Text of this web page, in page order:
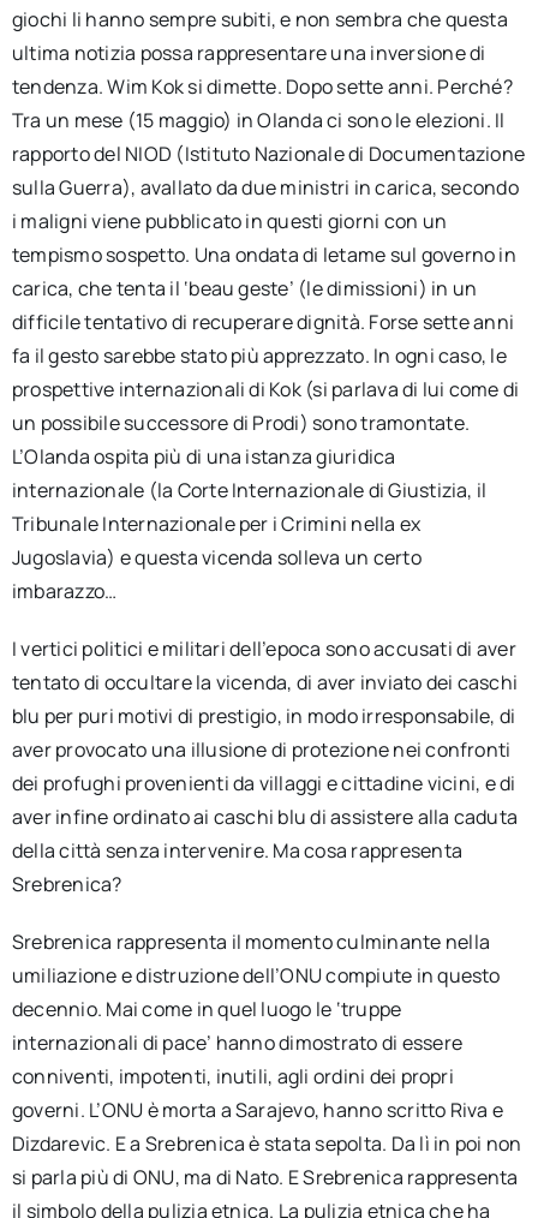
giochi li hanno sempre subiti, e non sembra che questa
ultima notizia possa rappresentare una inversione di
tendenza. Wim Kok si dimette. Dopo sette anni. Perché?
Tra un mese (15 maggio) in Olanda ci sono le elezioni. Il
rapporto del NIOD (Istituto Nazionale di Documentazione
sulla Guerra), avallato da due ministri in carica, secondo
i maligni viene pubblicato in questi giorni con un
tempismo sospetto. Una ondata di letame sul governo in
carica, che tenta il ‘beau geste’ (le dimissioni) in un
difficile tentativo di recuperare dignità. Forse sette anni
fa il gesto sarebbe stato più apprezzato. In ogni caso, le
prospettive internazionali di Kok (si parlava di lui come di
un possibile successore di Prodi) sono tramontate.
L’Olanda ospita più di una istanza giuridica
internazionale (la Corte Internazionale di Giustizia, il
Tribunale Internazionale per i Crimini nella ex
Jugoslavia) e questa vicenda solleva un certo
imbarazzo…
I vertici politici e militari dell’epoca sono accusati di aver
tentato di occultare la vicenda, di aver inviato dei caschi
blu per puri motivi di prestigio, in modo irresponsabile, di
aver provocato una illusione di protezione nei confronti
dei profughi provenienti da villaggi e cittadine vicini, e di
aver infine ordinato ai caschi blu di assistere alla caduta
della città senza intervenire. Ma cosa rappresenta
Srebrenica?
Srebrenica rappresenta il momento culminante nella
umiliazione e distruzione dell’ONU compiute in questo
decennio. Mai come in quel luogo le ‘truppe
internazionali di pace’ hanno dimostrato di essere
conniventi, impotenti, inutili, agli ordini dei propri
governi. L’ONU è morta a Sarajevo, hanno scritto Riva e
Dizdarevic. E a Srebrenica è stata sepolta. Da lì in poi non
si parla più di ONU, ma di Nato. E Srebrenica rappresenta
il simbolo della pulizia etnica. La pulizia etnica che ha